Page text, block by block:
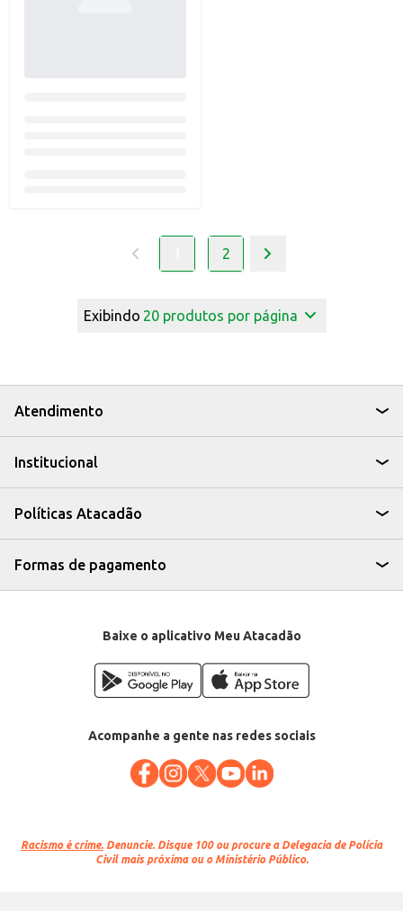
2
Exibindo 20produtos por página
Atendimento
Institucional
Políticas Atacadão
Formas de pagamento
Baixe o aplicativo Meu Atacadão
Acompanhe a gente nas redes sociais
Racismo é crime. Denuncie. Disque 100 ou procure a Delegacia de Polícia
Civil mais próxima ou o Ministério Público.